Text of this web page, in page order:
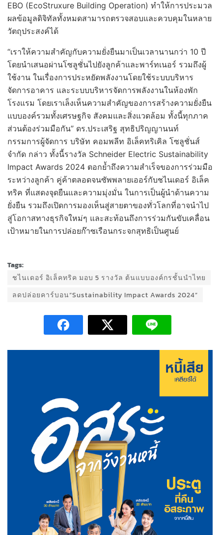
EBO (EcoStruxure Building Operation) ทำให้การประมวล
ผลข้อมูลดิจิทัลทั้งหมดสามารถตรวจสอบและควบคุมในหลาย
วัตถุประสงค์ได้
“เราให้ความสำคัญกับความยั่งยืนมาเป็นเวลานานกว่า 10 ปี
โดยนำเสนอผ่านโซลูชั่นไปยังลูกค้าและพาร์ทเนอร์ รวมถึงผู้
ใช้งาน ในเรื่องการประหยัดพลังงานโดยใช้ระบบบริหาร
จัดการอาคาร และระบบบริหารจัดการพลังงานในห้องพัก
โรงแรม โดยเราเล็งเห็นความสำคัญของการสร้างความยั่งยืน
แบบองค์รวมทั้งเศรษฐกิจ สังคมและสิ่งแวดล้อม ทั้งนี้ทุกภาค
ส่วนต้องร่วมมือกัน” ดร.ประเสริฐ สุทธิปริญญานนท์
กรรมการผู้จัดการ บริษัท คอมพลีท อิเล็คทริเคิล โซลูชั่นส์
จำกัด กล่าว ทั้งนี้รางวัล Schneider Electric Sustainability
Impact Awards 2024 ตอกย้ำถึงความสำเร็จของการร่วมมือ
ระหว่างลูกค้า คู่ค้าตลอดจนซัพพลายเออร์กับชไนเดอร์ อิเล็ค
ทริค ที่แสดงจุดยืนและความมุ่งมั่น ในการเป็นผู้นําด้านความ
ยั่งยืน รวมถึงเปิดการมองเห็นสู่สายตาของทั่วโลกที่อาจนําไป
สู่โอกาสทางธุรกิจใหม่ๆ และสะท้อนถึงการร่วมกันขับเคลื่อน
เป้าหมายในการปล่อยก๊าซเรือนกระจกสุทธิเป็นศูนย์
Tags:
ชไนเดอร์ อิเล็คทริค มอบ 5 รางวัล ต้นแบบองค์กรชั้นนำไทย
ลดปล่อยคาร์บอน“Sustainability Impact Awards 2024”